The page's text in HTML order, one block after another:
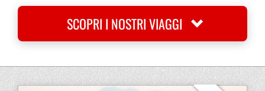
SCOPRI I NOSTRI VIAGGI